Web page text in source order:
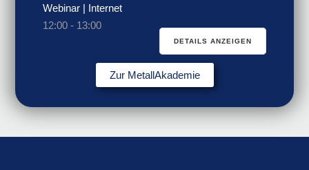
Webinar | Internet
12:00- 13:00
DETAILS ANZEIGEN
Zur MetallAkademie